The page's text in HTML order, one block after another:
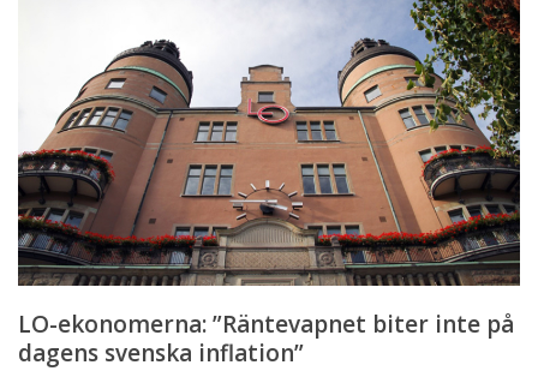
dagens
svenska
inflation”
LO-ekonomerna: ”Räntevapnet biter inte på
dagens svenska inflation”